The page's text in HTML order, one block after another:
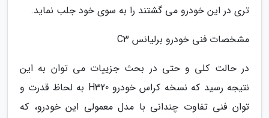
تری در این خودرو می گشتند را به سوی خود جلب نماید.
مشخصات فنی خودرو برلیانس C3
در حالت کلی و حتی در بحث جزییات می توان به این
نتیجه رسید که نسخه کراس خودرو H320 به لحاظ قدرت و
توان فنی تفاوت چندانی با مدل معمولی این خودرو، که